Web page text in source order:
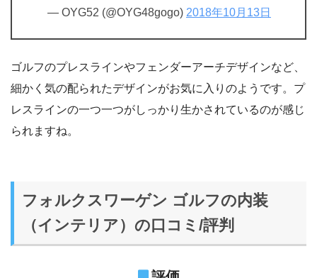
— OYG52 (@OYG48gogo) 2018年10月13日
ゴルフのプレスラインやフェンダーアーチデザインなど、
細かく気の配られたデザインがお気に入りのようです。プ
レスラインの一つ一つがしっかり生かされているのが感じ
られますね。
フォルクスワーゲン ゴルフの内装
（インテリア）の口コミ/評判